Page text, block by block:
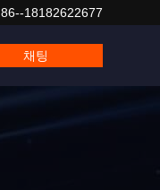
86--18182622677
채팅